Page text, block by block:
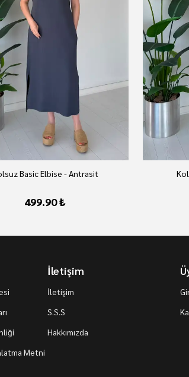
Basic Elbise - Antrasit
499.90 ₺
Metni
İletişim
İletişim
S.S.S
Hakkımızda